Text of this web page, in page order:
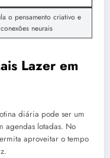
o pensamento criativo e
neurais
Lazer em
diária pode ser um
agendas lotadas. No
aproveitar o tempo